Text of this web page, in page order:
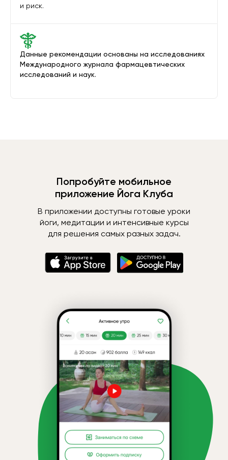
Данные рекомендации основаны на исследованиях
Международного журнала фармацевтических
исследований и наук.
и риск.
Попробуйте мобильное
приложение Йога Клуба
В приложении доступны готовые уроки
йоги, медитации и интенсивные курсы
для решения самых разных задач.